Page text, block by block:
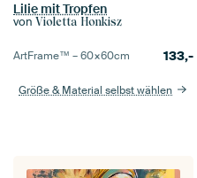
Lilie mit Tropfen
von Violetta Honkisz
ArtFrame™ –60×60cm 133,-
Größe & Material selbst wählen